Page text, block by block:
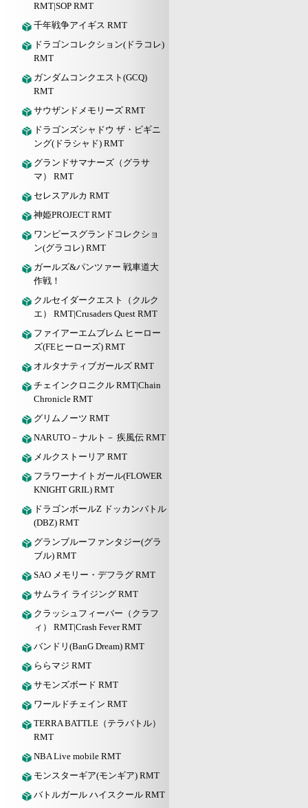
RMT|SOP RMT
千年戦争アイギス RMT
ドラゴンコレクション(ドラコレ)
RMT
ガンダムコンクエスト(GCQ)
RMT
サウザンドメモリーズ RMT
ドラゴンズシャドウ ザ・ビギニ
ング(ドラシャド) RMT
グランドサマナーズ（グラサ
マ） RMT
セレスアルカ RMT
神姫PROJECT RMT
ワンピースグランドコレクショ
ン(グラコレ) RMT
ガールズ&パンツァー 戦車道大
作戦！
クルセイダークエスト（クルク
エ） RMT|Crusaders Quest RMT
ファイアーエムブレム ヒーロー
ズ(FEヒーローズ) RMT
オルタナティブガールズ RMT
チェインクロニクル RMT|Chain
Chronicle RMT
グリムノーツ RMT
NARUTO－ナルト－ 疾風伝 RMT
メルクストーリア RMT
フラワーナイトガール(FLOWER
KNIGHT GRIL) RMT
ドラゴンボールZ ドッカンバトル
(DBZ) RMT
グランブルーファンタジー(グラ
ブル) RMT
SAO メモリー・デフラグ RMT
サムライ ライジング RMT
クラッシュフィーバー（クラフ
ィ） RMT|Crash Fever RMT
バンドリ(BanG Dream) RMT
ららマジ RMT
サモンズボード RMT
ワールドチェイン RMT
TERRA BATTLE（テラバトル）
RMT
NBA Live mobile RMT
モンスターギア(モンギア) RMT
バトルガール ハイスクール RMT